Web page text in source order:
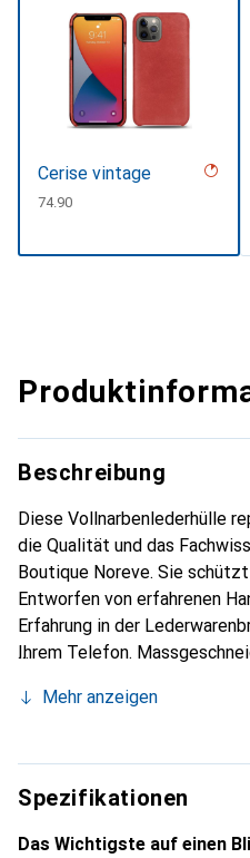
Cerise vintage
CHF
74.90
Beschreibung
Diese Vollnarbenlederhülle
die Qualität und das
Boutique Noreve. Sie
Entworfen von erfahrenen
Erfahrung in der
Ihrem Telefon.
und unverzichtbaren
die Marke Noreve eine
anspruchsvolle Kundschaft.
Mehr anzeigen
Spezifikationen
Das Wichtigste auf einen